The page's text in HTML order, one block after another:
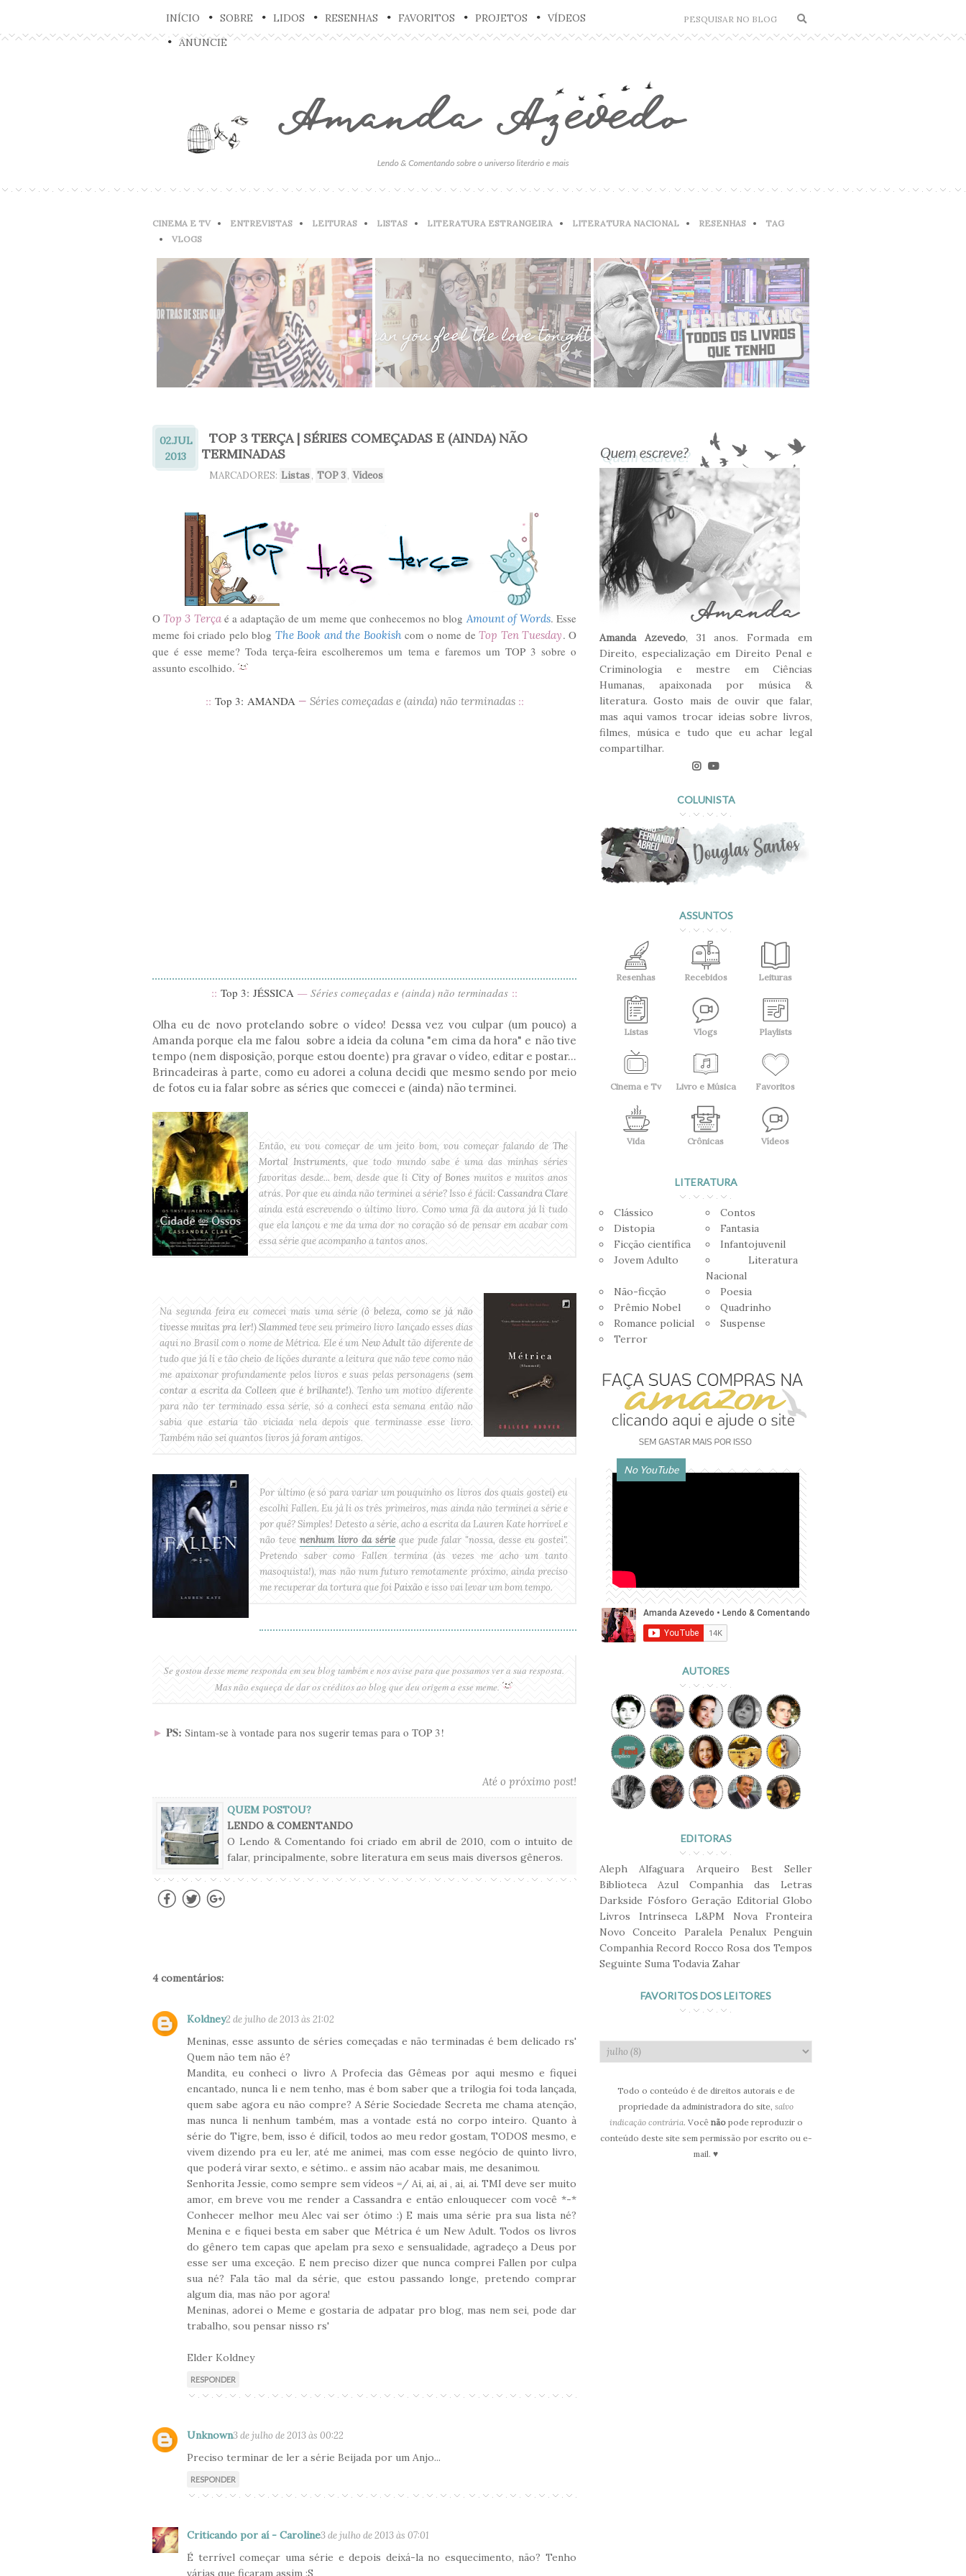
INÍCIO SOBRE LIDOS RESENHAS FAVORITOS PROJETOS
VÍDEOS
ANUNCIE
CINEMA E TV ENTREVISTAS LEITURAS LISTAS LITERATURA ESTRANGEIRA LITERATURA NACIONAL RESENHAS
TAG
VLOGS
02.JUL
2013
TOP 3 TERÇA | SÉRIES COMEÇADAS E (AINDA) NÃO
TERMINADAS
MARCADORES: Listas, TOP 3, Vídeos
OTop 3 Terçaé a adaptação de um meme que conhecemos no blog Amount of Words. Esse
meme foi criado pelo blog The Book and the Bookishcom o nome deTop Ten Tuesday. O
que é esse meme? Toda terça-feira escolheremos um tema e faremos um TOP 3 sobre o
assunto escolhido.
:: Top 3: AMANDA — Séries começadas e (ainda) não terminadas ::
:: Top 3: JÉSSICA —Séries começadas e (ainda) não terminadas ::
Olha eu de novo protelando sobre o vídeo! Dessa vez vou culpar (um pouco) a
Amanda porque ela me falou sobre a ideia da coluna "em cima da hora" e não tive
tempo (nem disposição, porque estou doente) pra gravar o vídeo, editar e postar...
Brincadeiras à parte, como eu adorei a coluna decidi que mesmo sendo por meio
de fotos eu ia falar sobre as séries que comecei e (ainda) não terminei.
Então, eu vou começar de um jeito bom, vou começar falando de The
Mortal Instruments, que todo mundo sabe é uma das minhas séries
favoritas desde... bem, desde que li City of Bones muitos e muitos anos
atrás. Por que eu ainda não terminei a série? Isso é fácil:Cassandra Clare
ainda está escrevendo o último livro. Como uma fã da autora já li tudo
que ela lançou e me da uma dor no coração só de pensar em acabar com
essa série que acompanho a tantos anos.
Na segunda feira eu comecei mais uma série (ô beleza, como se já não
tivesse muitas pra ler!)Slammedteve seu primeiro livro lançado esses dias
aqui no Brasil com o nome de Métrica. Ele é umNew Adulttão diferente de
tudo que já li e tão cheio de lições durante a leitura que não teve como não
me apaixonar profundamente pelos livros e suas pelas personagens (sem
contar a escrita da Colleen que é brilhante!). Tenho um motivo diferente
para não ter terminado essa série, só a conheci esta semana então não
sabia que estaria tão viciada nela depois que terminasse esse livro.
Também não sei quantos livros já foram antigos.
Por último (e só para variar um pouquinho os livros dos quais gostei) eu
escolhi Fallen. Eu já li os três primeiros, mas ainda não terminei a série e
por quê? Simples! Detesto a série, acho a escrita da Lauren Kate horrível e
não teve nenhum livro da série que pude falar "nossa, desse eu gostei".
Pretendo saber como Fallen termina (às vezes me acho um tanto
masoquista!), mas não num futuro remotamente próximo, ainda preciso
me recuperar da tortura que foiPaixão e isso vai levar um bom tempo.
Se gostou desse meme responda em seu blog também e nos avise para que possamos ver a sua resposta.
Mas não esqueça de dar os créditos ao blog que deu origem a esse meme.
► PS: Sintam-se à vontade para nos sugerir temas para o TOP 3!
Até o próximo post!
QUEM POSTOU?
LENDO & COMENTANDO
O Lendo & Comentando foi criado em abril de 2010, com o intuito de
falar, principalmente, sobre literatura em seus mais diversos gêneros.
4 comentários:
Koldney2 de julho de 2013 às 21:02
Meninas, esse assunto de séries começadas e não terminadas é bem delicado rs'
Quem não tem não é?
Mandita, eu conheci o livro A Profecia das Gêmeas por aqui mesmo e fiquei
encantado, nunca li e nem tenho, mas é bom saber que a trilogia foi toda lançada,
quem sabe agora eu não compre? A Série Sociedade Secreta me chama atenção,
mas nunca li nenhum também, mas a vontade está no corpo inteiro. Quanto à
série do Tigre, bem, isso é difícil, todos ao meu redor gostam, TODOS mesmo, e
vivem dizendo pra eu ler, até me animei, mas com esse negócio de quinto livro,
que poderá virar sexto, e sétimo.. e assim não acabar mais, me desanimou.
Senhorita Jessie, como sempre sem vídeos =/ Ai, ai, ai , ai, ai. TMI deve ser muito
amor, em breve vou me render a Cassandra e então enlouquecer com você *-*
Conhecer melhor meu Alec vai ser ótimo :) E mais uma série pra sua lista né?
Menina e e fiquei besta em saber que Métrica é um New Adult. Todos os livros
do gênero tem capas que apelam pra sexo e sensualidade, agradeço a Deus por
esse ser uma exceção. E nem preciso dizer que nunca comprei Fallen por culpa
sua né? Fala tão mal da série, que estou passando longe, pretendo comprar
algum dia, mas não por agora!
Meninas, adorei o Meme e gostaria de adpatar pro blog, mas nem sei, pode dar
trabalho, sou pensar nisso rs'
Elder Koldney
RESPONDER
Unknown3 de julho de 2013 às 00:22
Preciso terminar de ler a série Beijada por um Anjo...
RESPONDER
Criticando por aí - Caroline3 de julho de 2013 às 07:01
É terrível começar uma série e depois deixá-la no esquecimento, não? Tenho
várias que ficaram assim :S
Amanda Azevedo, 31 anos. Formada em
Direito, especialização em Direito Penal e
Criminologia e mestre em Ciências
Humanas, apaixonada por música &
literatura. Gosto mais de ouvir que falar,
mas aqui vamos trocar ideias sobre livros,
filmes, música e tudo que eu achar legal
compartilhar.
COLUNISTA
ASSUNTOS
Resenhas Recebidos Leituras
Listas Vlogs Playlists
Cinema e Tv Livro e Música Favoritos
Vida Crônicas Vídeos
LITERATURA
Clássico
Contos
Distopia
Fantasia
Ficção científica
Infantojuvenil
Jovem Adulto
Literatura
Nacional
Não-ficção
Poesia
Prêmio Nobel
Quadrinho
Romance policial
Suspense
Terror
No YouTube
AUTORES
EDITORAS
Aleph Alfaguara Arqueiro
Best Seller
Biblioteca Azul
Companhia das Letras
Darkside Fósforo Geração Editorial Globo
Livros
Intrínseca L&PM
Nova Fronteira
Novo Conceito
Paralela Penalux Penguin
Companhia Record Rocco Rosa dos Tempos
Seguinte Suma Todavia Zahar
FAVORITOS DOS LEITORES
Todo o conteúdo é de direitos autorais e de
propriedade da administradora do site, salvo
indicação contrária. Você nãopode reproduzir o
conteúdo deste site sem permissão por escrito ou e-
mail. ♥